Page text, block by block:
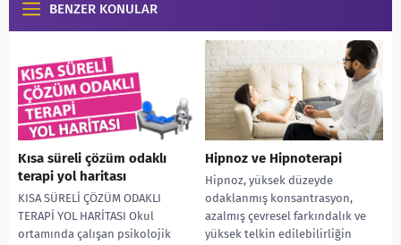
BENZER KONULAR
Kısa süreli çözüm odaklı
terapi yol haritası
KISA SÜRELİ ÇÖZÜM ODAKLI
TERAPİ YOL HARİTASI Okul
ortamında çalışan psikolojik
Hipnoz ve Hipnoterapi
Hipnoz, yüksek düzeyde
odaklanmış konsantrasyon,
azalmış çevresel farkındalık ve
yüksek telkin edilebilirliğin